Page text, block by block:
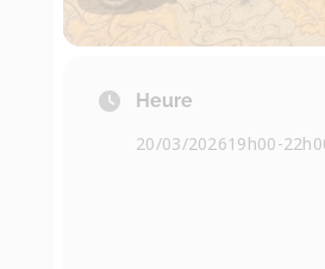
Heure
20/03/202619h00-